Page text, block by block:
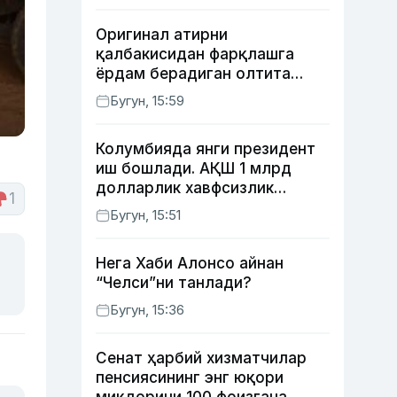
1
Оригинал атирни
қалбакисидан фарқлашга
ёрдам берадиган олтита
лайфҳак
Бугун, 15:59
Колумбияда янги президент
иш бошлади. АҚШ 1 млрд
долларлик хавфсизлик
ёрдами бермоқчи
Бугун, 15:51
Нега Хаби Алонсо айнан
“Челси”ни танлади?
Бугун, 15:36
Сенат ҳарбий хизматчилар
пенсиясининг энг юқори